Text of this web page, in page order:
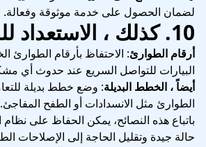
لضمان الحصول على خدمة موثوقة وفعالة.
10. كذلك ، الاستعداد
أرقام الطوارئ: الاحتفاظ بأرقام
البيارات للتواصل السريع عند حدوث أي
أيضاً ، الخطط البديلة: وضع خطط بديلة
الطوارئ مثل الانسدادات أو الطفح المفاجئ.
باتباع هذه النصائح، يمكن الحفاظ على
حالة جيدة وتقليل الحاجة إلى الإصلاحات